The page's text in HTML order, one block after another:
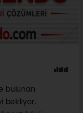
bulunan
bekliyor.